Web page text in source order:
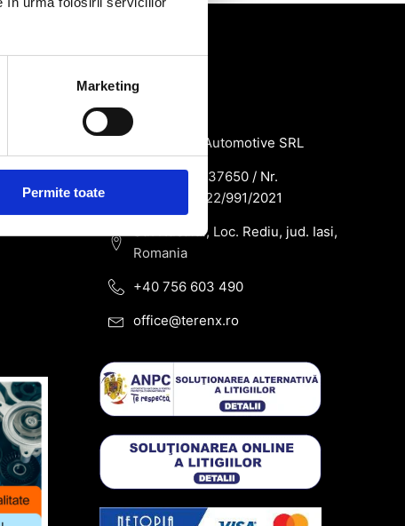
Marketing
Permite toate
Contact
SC Terenx Automotive SRL
CUI: RO43937650 / Nr.
Reg.Com: J22/991/2021
Str. Nucului, Loc. Rediu, jud. Iasi,
Romania
+40 756 603 490
office@terenx.ro